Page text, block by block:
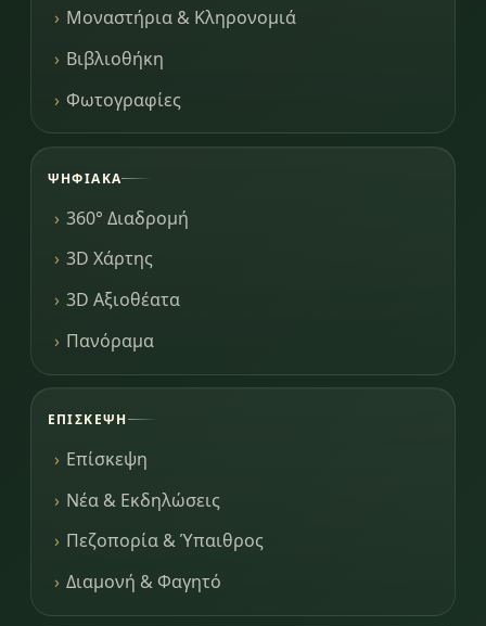
Μοναστήρια & Κληρονομιά
Βιβλιοθήκη
Φωτογραφίες
ΨΗΦΙΑΚΆ
360° Διαδρομή
3D Χάρτης
3D Αξιοθέατα
Πανόραμα
ΕΠΊΣΚΕΨΗ
Επίσκεψη
Νέα & Εκδηλώσεις
Πεζοπορία & Ύπαιθρος
Διαμονή & Φαγητό